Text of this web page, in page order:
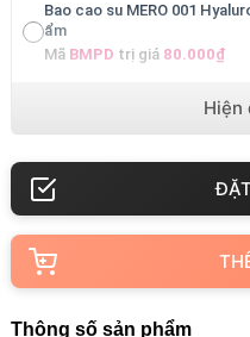
Bao cao su MERO 001
ẩm
Mã BMPD trị giá 80.000₫
Bao cao su MERO 001
Thông số sản phẩm